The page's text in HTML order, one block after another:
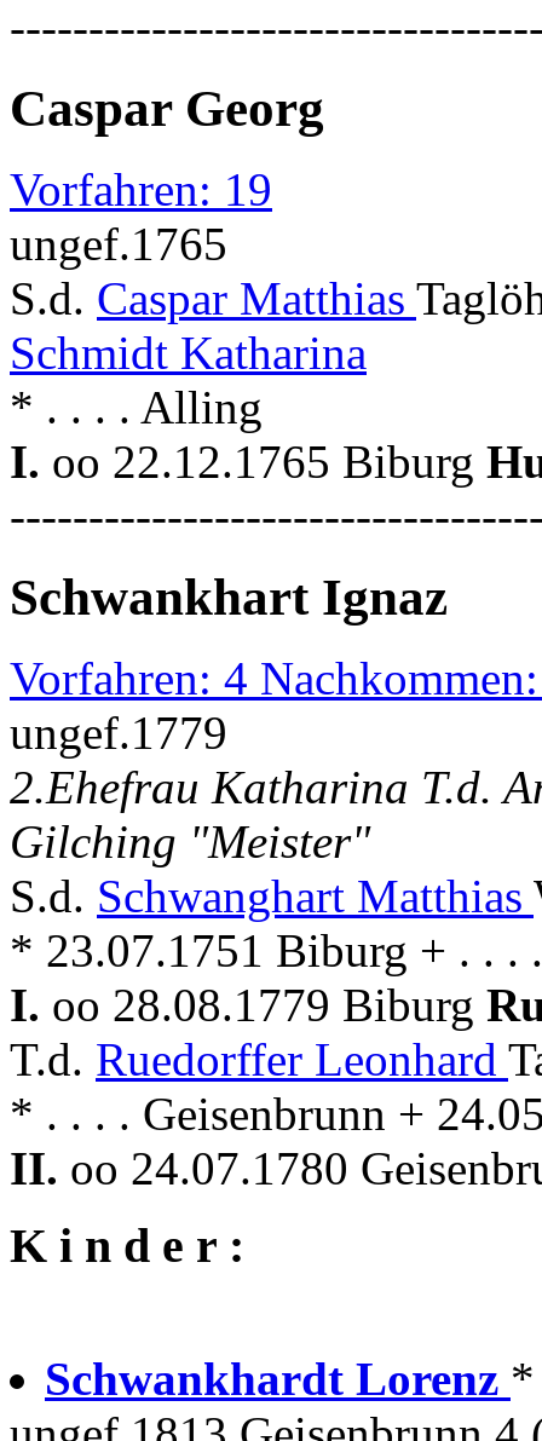
Caspar Georg
Vorfahren: 19
ungef.1765
S.d. Caspar Matthias
Schmidt Katharina
* . . . . Alling
I. oo 22.12.1765 Biburg
Schwankhart Ignaz
Vorfahren: 4
ungef.1779
2.Ehefrau Katharina T.d.
Gilching "Meister"
S.d. Schwanghart Matthias
* 23.07.1751 Biburg + . . .
I. oo 28.08.1779 Biburg
T.d. Ruedorffer Leonhard
* . . . . Geisenbrunn +
II. oo 24.07.1780
K i n d e r :
Schwankhardt Lorenz *